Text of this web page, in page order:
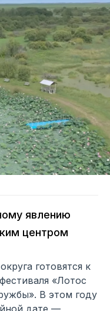
явлению
центром
готовятся к
«Лотос
В этом году